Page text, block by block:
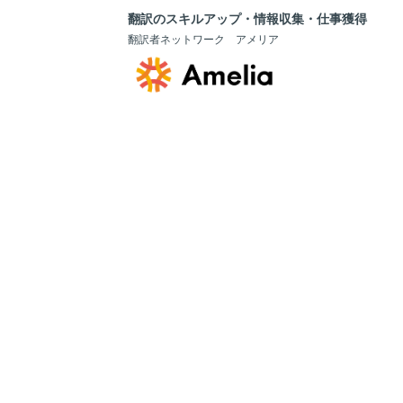
翻訳のスキルアップ・情報収集・仕事獲得
翻訳者ネットワーク アメリア